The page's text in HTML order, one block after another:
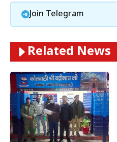
Join Telegram
Related News